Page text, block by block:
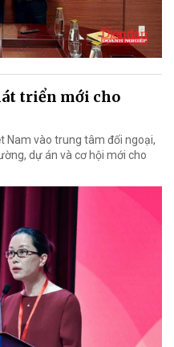
triển mới cho
Nam vào trung tâm đối ngoại,
dự án và cơ hội mới cho